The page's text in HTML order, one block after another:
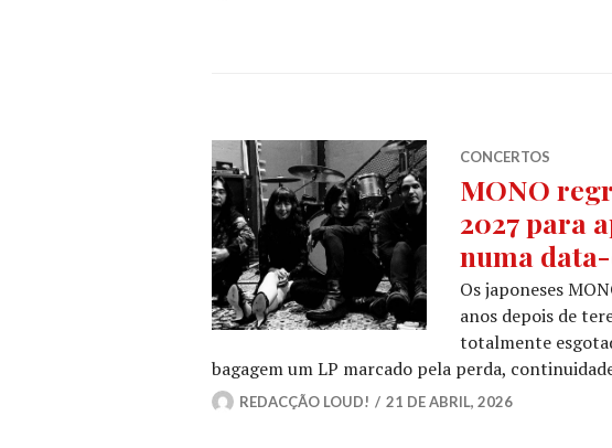
CONCERTOS
MONO
2027 para
numa
Os japoneses
anos depois de
totalmente
bagagem um LP marcado pela perda,
REDACÇÃO LOUD! 21 DE ABRIL, 2026